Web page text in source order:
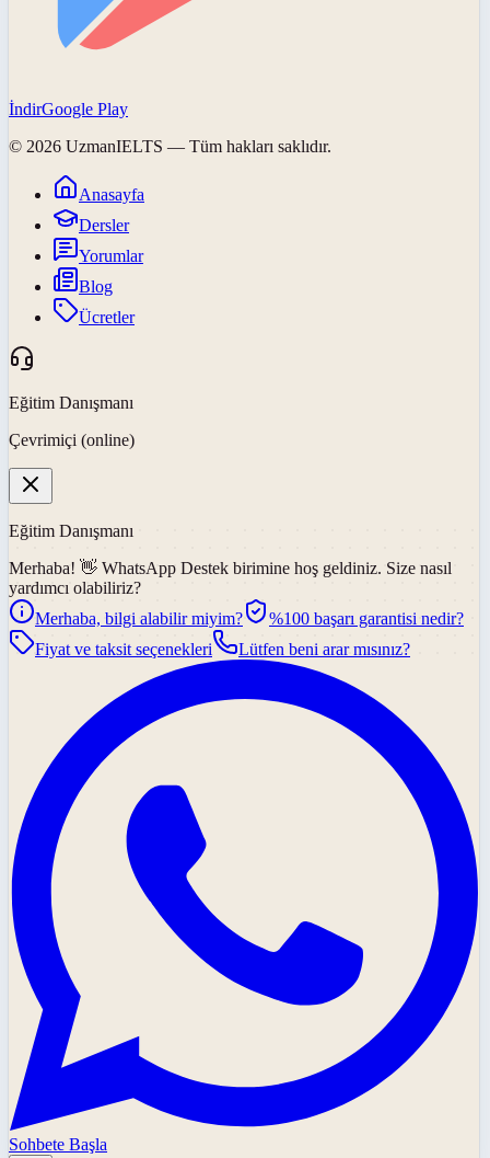
İndirGoogle Play
© 2026 UzmanIELTS — Tüm hakları saklıdır.
Anasayfa
Dersler
Yorumlar
Blog
Ücretler
Eğitim Danışmanı
Çevrimiçi (online)
Eğitim Danışmanı
Merhaba! 👋 WhatsApp Destek birimine hoş geldiniz. Size nasıl
yardımcı olabiliriz?
Merhaba, bilgi alabilir miyim?
%100 başarı garantisi nedir?
Fiyat ve taksit seçenekleri
Lütfen beni arar mısınız?
Sohbete Başla